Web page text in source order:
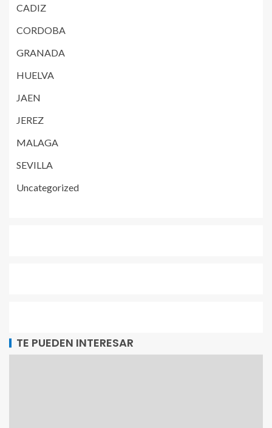
CADIZ
CORDOBA
GRANADA
HUELVA
JAEN
JEREZ
MALAGA
SEVILLA
Uncategorized
TE PUEDEN INTERESAR